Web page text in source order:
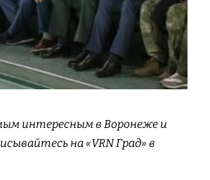
интересным в Воронеже и
на «VRN Град» в